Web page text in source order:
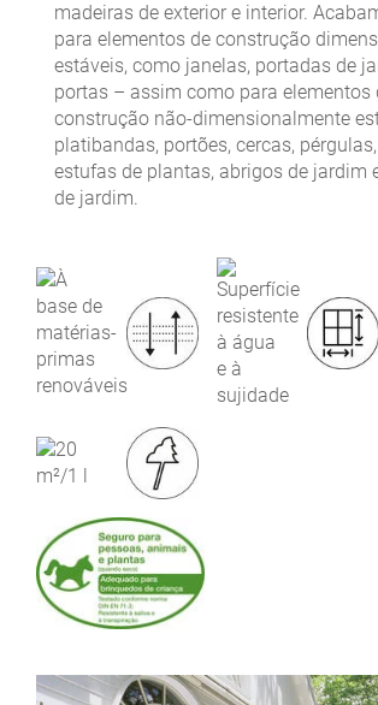
madeiras de exterior e interior.
para elementos de construção
estáveis, como janelas, portadas de
portas – assim como para elementos
construção não-dimensionalmente
platibandas, portões, cercas,
estufas de plantas, abrigos de jardim
de jardim.